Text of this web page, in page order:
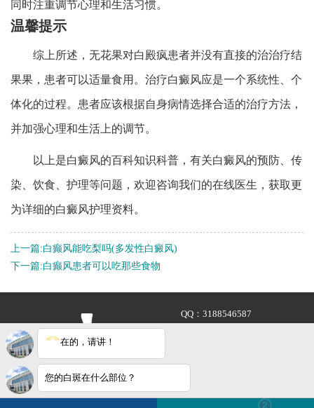
同时注重调节心理和生活习惯。
温馨提示
综上所述，无花果对白殿疯患者并没有直接的治治疗结
果果，患者可以适量食用。治疗白癜风应是一个系统性、个
体化的过程。患者应该根据自身病情选择合适的治疗方法，
并加强心理和生活上的调节。
以上是白癜风的百科知识科普，有关白癜风的预防、传
染、饮食、护理等问题，欢迎咨询我们的在线医生，获取更
为详细的白癜风护理资料。
上一篇:白癫风能吃梨吗(多发性白癜风)
下一篇:白癫风患者可以吃那些食物
QQ：3188546587
在的，请讲！
您的白斑在什么部位？
2
白斑在线问医生 电话咨询 在线咨询